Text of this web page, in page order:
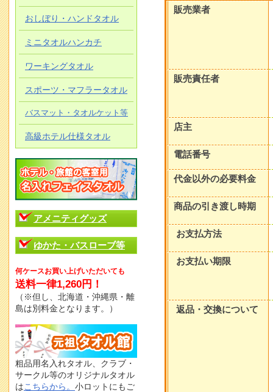
販売業者
販売責任者
店主
電話番号
代金以外の必要料金
商品の引き渡し時期
お支払方法
お支払い期限
返品・交換について
おしぼり・ハンドタオル
ミニタオルハンカチ
ワーキングタオル
スポーツ・マフラータオル
バスマット・タオルケット等
高級ホテル仕様タオル
アメニティグッズ
ゆかた・バスローブ等
何ケースお買い上げいただいても
送料一律1,260円！
（※但し、北海道・沖縄県・離
島は別料金となります。）
粗品用名入れタオル、クラブ・
サークル等のオリジナルタオル
はこちらから。 小ロットにもご